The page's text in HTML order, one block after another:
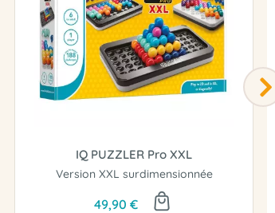
IQ PUZZLER Pro XXL
Version XXL surdimensionnée
49,90 €